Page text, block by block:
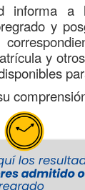
informa a
y
y